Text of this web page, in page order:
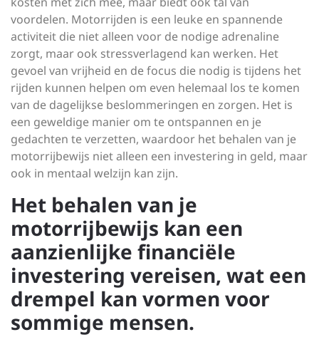
voordelen. Motorrijden is een leuke en spannende
activiteit die niet alleen voor de nodige adrenaline
zorgt, maar ook stressverlagend kan werken. Het
gevoel van vrijheid en de focus die nodig is tijdens het
rijden kunnen helpen om even helemaal los te komen
van de dagelijkse beslommeringen en zorgen. Het is
een geweldige manier om te ontspannen en je
gedachten te verzetten, waardoor het behalen van je
motorrijbewijs niet alleen een investering in geld, maar
ook in mentaal welzijn kan zijn.
Het behalen van je
motorrijbewijs kan een
aanzienlijke financiële
investering vereisen, wat een
drempel kan vormen voor
sommige mensen.